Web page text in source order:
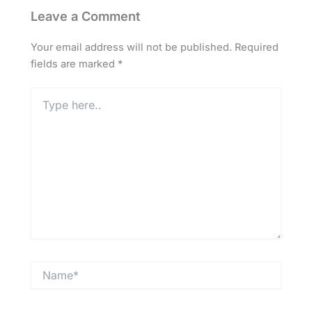
Leave a Comment
Your email address will not be published. Required
fields are marked *
here..